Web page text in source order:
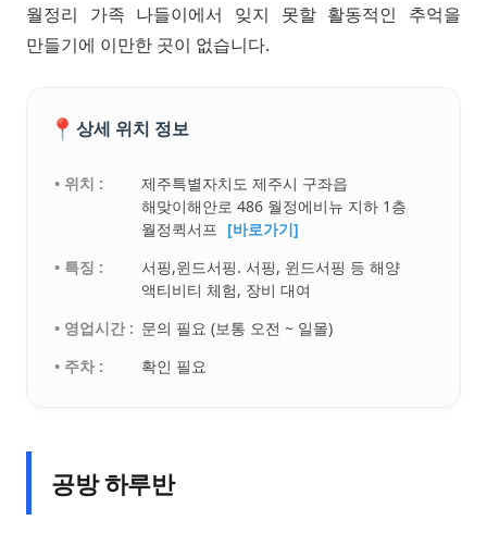
월정리 가족 나들이에서 잊지 못할 활동적인 추억을
만들기에 이만한 곳이 없습니다.
📍 상세 위치 정보
• 위치 :
제주특별자치도 제주시 구좌읍
해맞이해안로 486 월정에비뉴 지하 1층
월정퀵서프
[바로가기]
• 특징 :
서핑,윈드서핑. 서핑, 윈드서핑 등 해양
액티비티 체험, 장비 대여
• 영업시간 : 문의 필요 (보통 오전 ~ 일몰)
• 주차 :
확인 필요
공방 하루반